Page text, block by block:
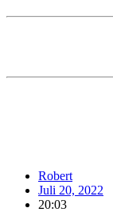
Robert
Juli 20, 2022
20:03